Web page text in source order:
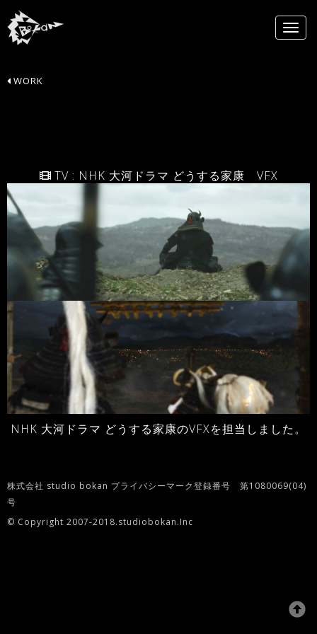
WORK
TV : NHK 大河ドラマ どうする家康 VFX
NHK 大河ドラマ どうする家康のVFXを担当しました。
株式会社 studio bokan プライバシーマーク登録番号 第1080069(04)
号
© Copyright 2007-2018.studiobokan.Inc